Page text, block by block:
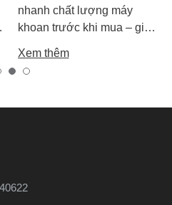
nhanh chất lượng máy
khoan trước khi mua – giúp
tốt, bền, hoạt động ổn định,
tránh hàng giả, hàng kém
Xem thêm